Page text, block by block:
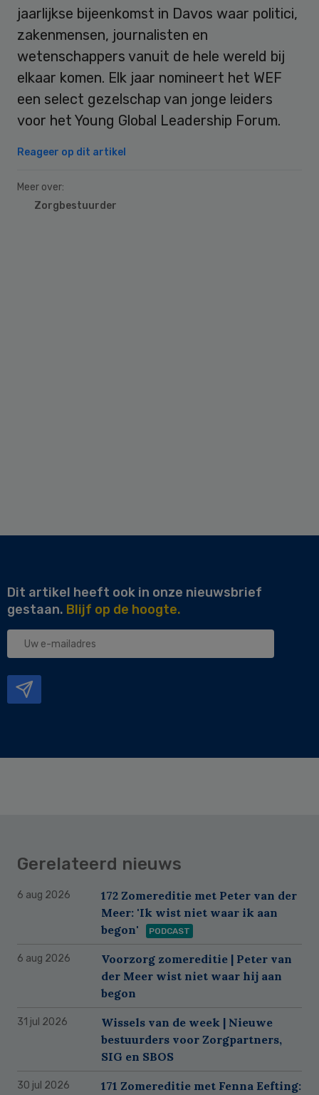
jaarlijkse bijeenkomst in Davos waar politici,
zakenmensen, journalisten en
wetenschappers vanuit de hele wereld bij
elkaar komen. Elk jaar nomineert het WEF
een select gezelschap van jonge leiders
voor het Young Global Leadership Forum.
Reageer op dit artikel
Meer over:
Zorgbestuurder
Dit artikel heeft ook in onze nieuwsbrief
gestaan. Blijf op de hoogte.
Uw
Gerelateerd nieuws
6 aug 2026
172 Zomereditie met Peter van der
Meer: 'Ik wist niet waar ik aan
begon'
PODCAST
6 aug 2026
Voorzorg zomereditie | Peter van
der Meer wist niet waar hij aan
begon
31 jul 2026
Wissels van de week | Nieuwe
bestuurders voor Zorgpartners,
SIG en SBOS
30 jul 2026
171 Zomereditie met Fenna Eefting: